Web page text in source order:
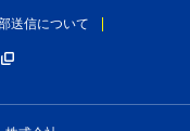
送信について